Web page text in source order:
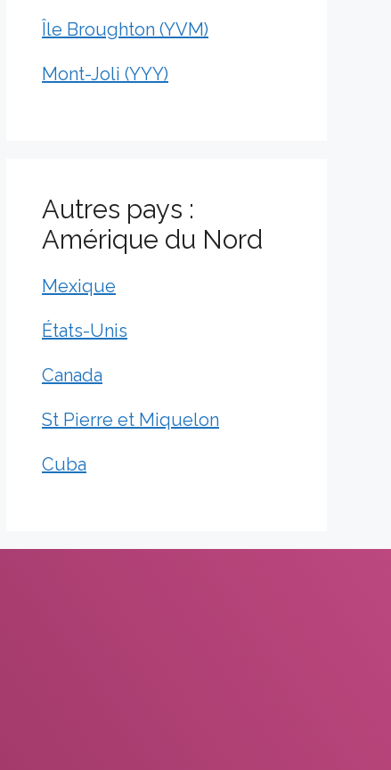
Île Broughton (YVM)
Mont-Joli (YYY)
Autres pays :
Amérique du Nord
Mexique
États-Unis
Canada
St Pierre et Miquelon
Cuba